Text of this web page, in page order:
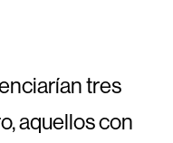
tres
aquellos con